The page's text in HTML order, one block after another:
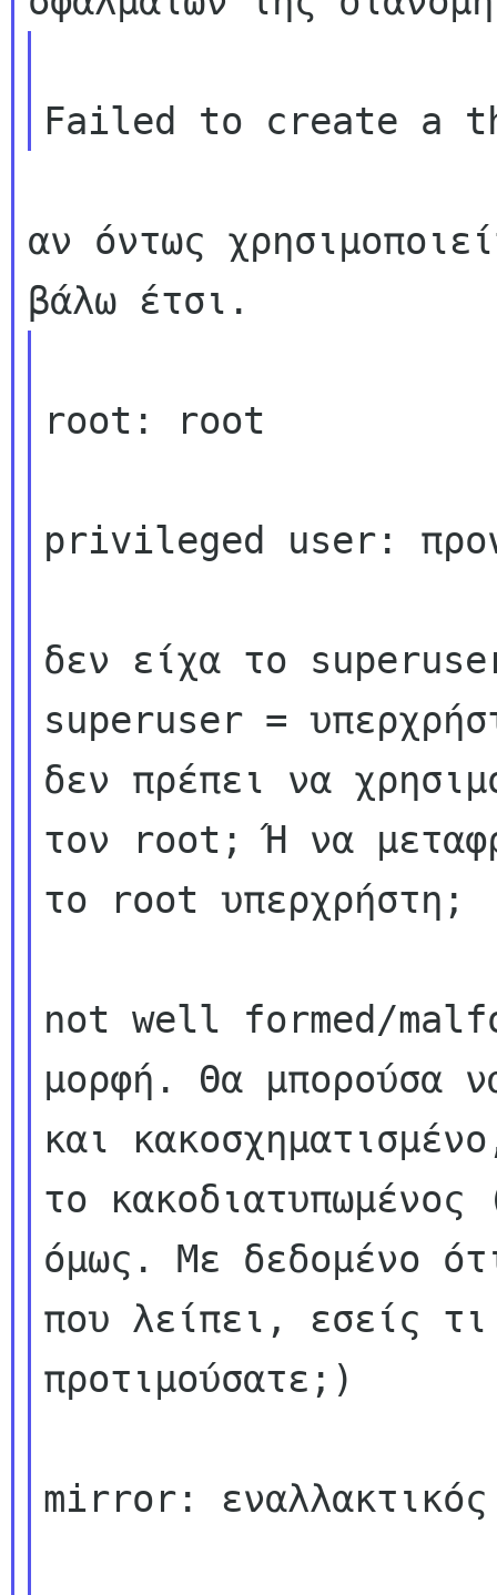
αν όντως
root: root
privileged user:
δεν είχα το
superuser =
δεν πρέπει να
τον root; Ή να
το root υπερχρήστη;
not well formed/
μορφή. Θα μπορούσα
και
το κακοδιατυπωμένος
όμως. Με δεδομένο
που λείπει, εσείς
προτιμούσατε;)
mirror: εναλλακτικός